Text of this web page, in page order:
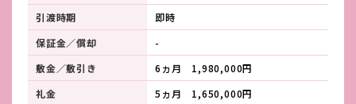
引渡時期
即時
保証金／償却
-
敷金／敷引き
6ヵ月 1,980,000円
礼金
5ヵ月 1,650,000円